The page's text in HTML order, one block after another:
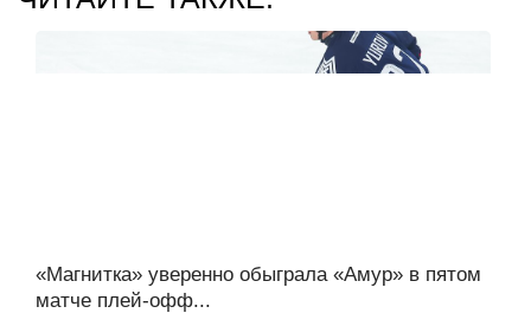
«Магнитка» уверенно обыграла «Амур» в пятом
матче плей-офф...